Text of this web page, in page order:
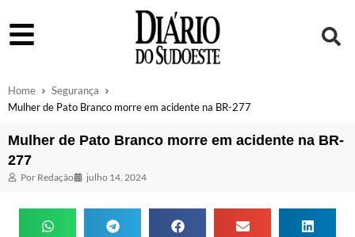
Home
Segurança
Mulher de Pato Branco morre em acidente na BR-277
Mulher de Pato Branco morre em acidente na BR-
277
Por Redação julho 14, 2024